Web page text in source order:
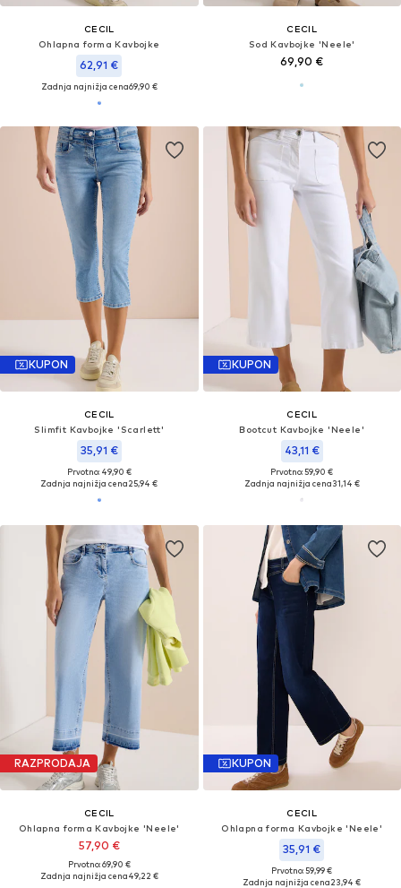
CECIL
Ohlapna forma Kavbojke
62,91 €
Zadnja najnižja cena69,90 €
CECIL
Sod Kavbojke 'Neele'
69,90 €
KUPON
CECIL
Slimfit Kavbojke 'Scarlett'
35,91 €
Prvotno: 49,90 €
Zadnja najnižja cena25,94 €
KUPON
CECIL
Bootcut Kavbojke 'Neele'
43,11 €
Prvotno: 59,90 €
Zadnja najnižja cena31,14 €
RAZPRODAJA
CECIL
Ohlapna forma Kavbojke 'Neele'
57,90 €
Prvotno: 69,90 €
Zadnja najnižja cena49,22 €
KUPON
CECIL
Ohlapna forma Kavbojke 'Neele'
35,91 €
Prvotno: 59,99 €
Zadnja najnižja cena23,94 €